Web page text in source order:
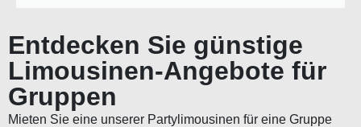
Entdecken Sie günstige
Limousinen-Angebote für
Gruppen
Mieten Sie eine unserer Partylimousinen für eine Gruppe